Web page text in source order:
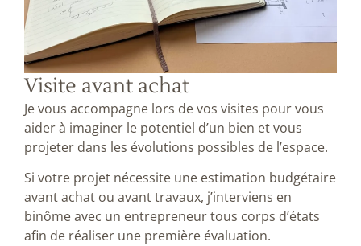
Visite avant achat
Je vous accompagne lors de vos visites pour vous
aider à imaginer le potentiel d’un bien et vous
projeter dans les évolutions possibles de l’espace.
Si votre projet nécessite une estimation budgétaire
avant achat ou avant travaux, j’interviens en
binôme avec un entrepreneur tous corps d’états
afin de réaliser une première évaluation.